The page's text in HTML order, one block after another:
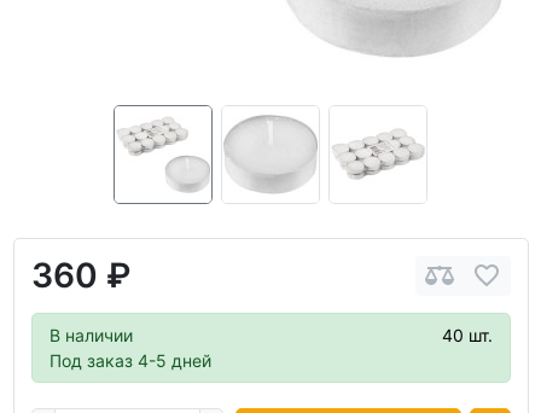
360 ₽
В наличии
40 шт.
Под заказ 4-5 дней